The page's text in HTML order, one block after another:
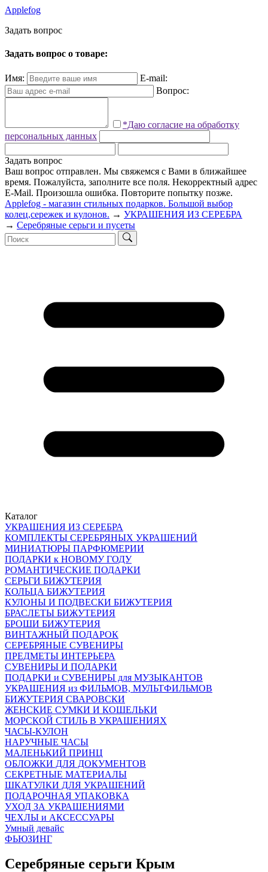
Applefog
Задать вопрос
Задать вопрос о товаре:
Имя:
E-mail:
Вопрос:
*Даю согласие на обработку
персональных данных
Задать вопрос
Ваш вопрос отправлен. Мы свяжемся с Вами в ближайшее
время. Пожалуйста, заполните все поля. Некорректный адрес
E-Mail. Произошла ошибка. Повторите попытку позже.
Applefog - магазин стильных подарков. Большой выбор
колец,сережек и кулонов. → УКРАШЕНИЯ ИЗ СЕРЕБРА
→ Серебряные серьги и пусеты
Каталог
УКРАШЕНИЯ ИЗ СЕРЕБРА
КОМПЛЕКТЫ СЕРЕБРЯНЫХ УКРАШЕНИЙ
МИНИАТЮРЫ ПАРФЮМЕРИИ
ПОДАРКИ к НОВОМУ ГОДУ
РОМАНТИЧЕСКИЕ ПОДАРКИ
СЕРЬГИ БИЖУТЕРИЯ
КОЛЬЦА БИЖУТЕРИЯ
КУЛОНЫ И ПОДВЕСКИ БИЖУТЕРИЯ
БРАСЛЕТЫ БИЖУТЕРИЯ
БРОШИ БИЖУТЕРИЯ
ВИНТАЖНЫЙ ПОДАРОК
СЕРЕБРЯНЫЕ СУВЕНИРЫ
ПРЕДМЕТЫ ИНТЕРЬЕРА
СУВЕНИРЫ И ПОДАРКИ
ПОДАРКИ и СУВЕНИРЫ для МУЗЫКАНТОВ
УКРАШЕНИЯ из ФИЛЬМОВ, МУЛЬТФИЛЬМОВ
БИЖУТЕРИЯ СВАРОВСКИ
ЖЕНСКИЕ СУМКИ И КОШЕЛЬКИ
МОРСКОЙ СТИЛЬ В УКРАШЕНИЯХ
ЧАСЫ-КУЛОН
НАРУЧНЫЕ ЧАСЫ
МАЛЕНЬКИЙ ПРИНЦ
ОБЛОЖКИ ДЛЯ ДОКУМЕНТОВ
СЕКРЕТНЫЕ МАТЕРИАЛЫ
ШКАТУЛКИ ДЛЯ УКРАШЕНИЙ
ПОДАРОЧНАЯ УПАКОВКА
УХОД ЗА УКРАШЕНИЯМИ
ЧEХЛЫ и АКСЕССУАРЫ
Умный девайс
ФЬЮЗИНГ
Серебряные серьги Крым